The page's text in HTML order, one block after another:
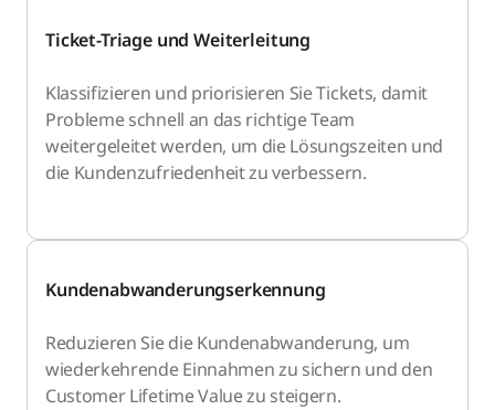
Ticket-Triage und Weiterleitung
Klassifizieren und priorisieren Sie Tickets, damit
Probleme schnell an das richtige Team
weitergeleitet werden, um die Lösungszeiten und
die Kundenzufriedenheit zu verbessern.
Kundenabwanderungserkennung
Reduzieren Sie die Kundenabwanderung, um
wiederkehrende Einnahmen zu sichern und den
Customer Lifetime Value zu steigern.